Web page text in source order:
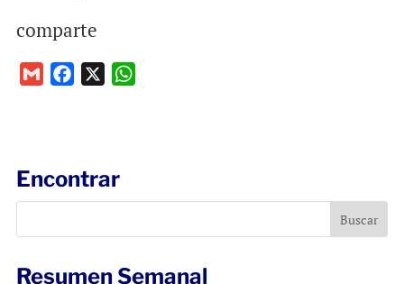
comparte
o
k
p
Encontrar
Resumen Semanal